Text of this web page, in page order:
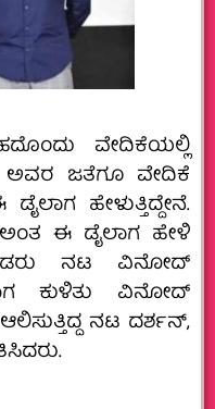
ವೇದಿಕೆಯಲ್ಲಿ
ಅವರ ಜತೆಗೂ ವೇದಿಕೆ
ಹೇಳುತ್ತಿದ್ದೇನೆ.
ಈ ಡೈಲಾಗ ಹೇಳಿ
ನಟ ವಿನೋದ್‌
ಕುಳಿತು ವಿನೋದ್‌
ನಟ ದರ್ಶನ್‌,